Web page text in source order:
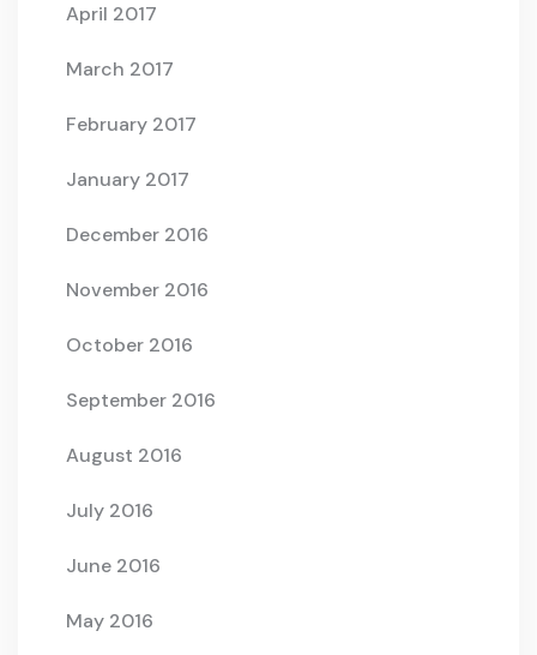
April 2017
March 2017
February 2017
January 2017
December 2016
November 2016
October 2016
September 2016
August 2016
July 2016
June 2016
May 2016